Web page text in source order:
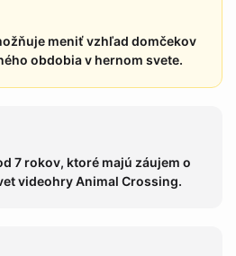
meniť vzhľad domčekov
obdobia v hernom svete.
7 rokov, ktoré majú záujem o
videohry Animal Crossing.